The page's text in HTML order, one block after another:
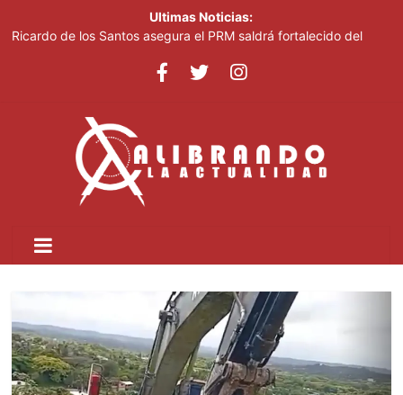
Ultimas Noticias:
Ricardo de los Santos asegura el PRM saldrá fortalecido del
70,000 personas serán beneficiadas con saneamiento de las
Centroamericanos
Thalia Terrero se reencuentra con el oro, ocho años después
Pronostican cielo soleado y temperaturas de hasta 35 °C este